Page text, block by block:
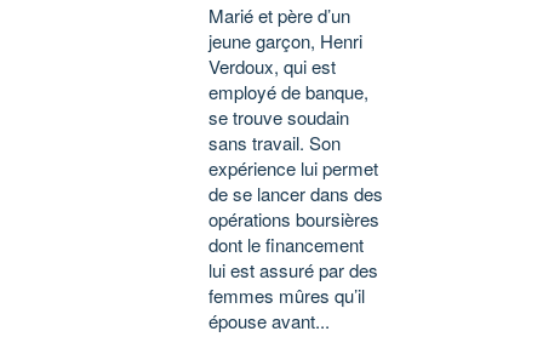
Marié et père d’un
jeune garçon, Henri
Verdoux, qui est
employé de banque,
se trouve soudain
sans travail. Son
expérience lui permet
de se lancer dans des
opérations boursières
dont le financement
lui est assuré par des
femmes mûres qu’il
épouse avant...